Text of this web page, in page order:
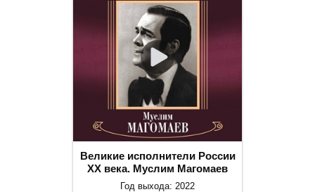
Великие исполнители России
ХХ века. Муслим Магомаев
Год выхода: 2022